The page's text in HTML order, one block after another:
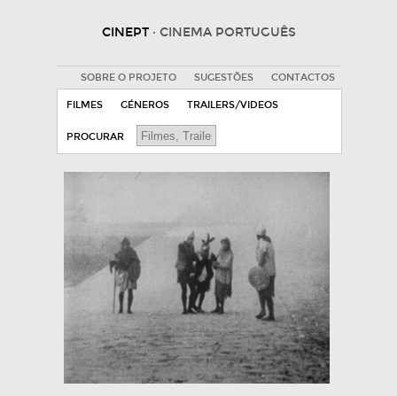
CINEPT · CINEMA PORTUGUÊS
SOBRE O PROJETO SUGESTÕES CONTACTOS
FILMES GÉNEROS TRAILERS/VIDEOS
PROCURAR